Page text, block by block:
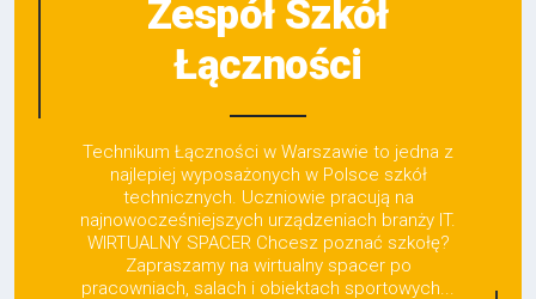
Zespół Szkół
Łączności
Technikum Łączności w Warszawie to jedna z
najlepiej wyposażonych w Polsce szkół
technicznych. Uczniowie pracują na
najnowocześniejszych urządzeniach branży IT.
WIRTUALNY SPACER Chcesz poznać szkołę?
Zapraszamy na wirtualny spacer po
pracowniach, salach i obiektach sportowych...